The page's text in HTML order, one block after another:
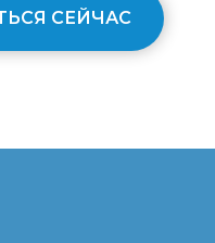
СЕЙЧАС